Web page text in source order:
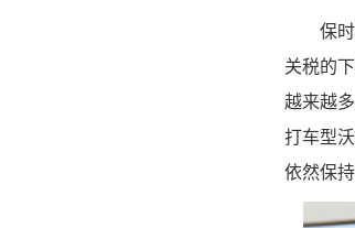
保
关税的
越来越
打车型
依然保